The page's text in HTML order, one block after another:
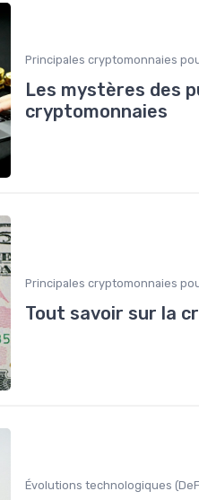
Principales cryptomonnaies
Les mystères des
cryptomonnaies
Principales cryptomonnaies
Tout savoir sur la
Évolutions technologiques